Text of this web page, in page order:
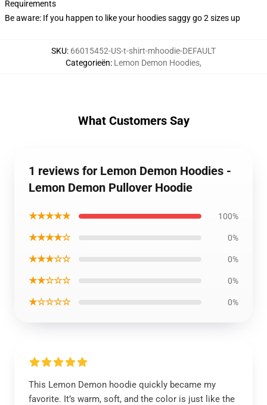
Requirements
Be aware: If you happen to like your hoodies saggy go 2 sizes up
SKU: 66015452-US-t-shirt-mhoodie-DEFAULT
Categorieën: Lemon Demon Hoodies,
What Customers Say
1 reviews for Lemon Demon Hoodies -
Lemon Demon Pullover Hoodie
★★★★★ 100%
★★★★☆ 0%
★★★☆☆ 0%
★★☆☆☆ 0%
★☆☆☆☆ 0%
This Lemon Demon hoodie quickly became my
favorite. It’s warm, soft, and the color is just like the